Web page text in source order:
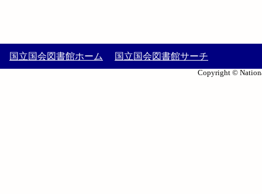
国立国会図書館ホーム 国立国会図書館サーチ
Copyright ©